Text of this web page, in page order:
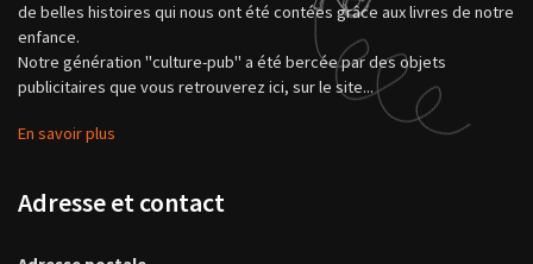
de belles histoires qui nous ont été contées grâce aux livres de notre
enfance.
Notre génération "culture-pub" a été bercée par des objets
publicitaires que vous retrouverez ici, sur le site...
En savoir plus
Adresse et contact